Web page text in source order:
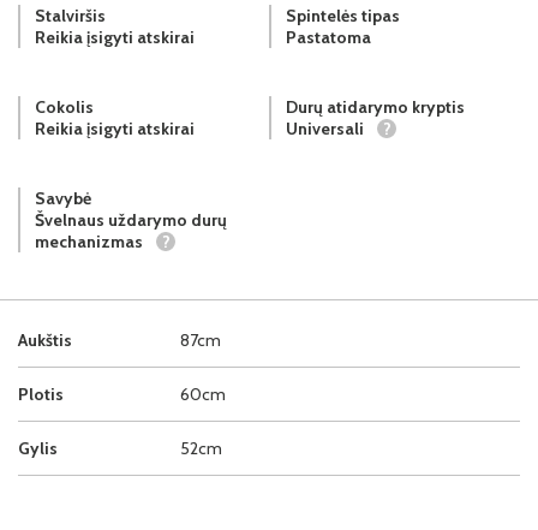
Aukštis 87cm
Plotis 60cm
Gylis 52cm
Stalviršis
Reikia įsigyti atskirai
Spintelės tipas
Pastatoma
Cokolis
Reikia įsigyti atskirai
Durų atidarymo kryptis
Universali
?
Savybė
Švelnaus uždarymo durų
mechanizmas
?